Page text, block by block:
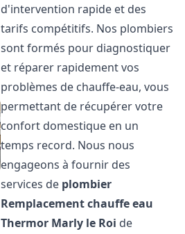
d'intervention rapide et des
tarifs compétitifs. Nos plombiers
sont formés pour diagnostiquer
et réparer rapidement vos
problèmes de chauffe-eau, vous
permettant de récupérer votre
confort domestique en un
temps record. Nous nous
engageons à fournir des
services de plombier
Remplacement chauffe eau
Thermor Marly le Roi de